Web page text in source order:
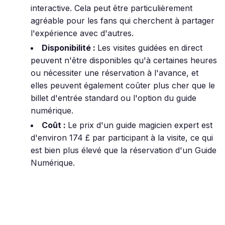
interactive. Cela peut être particulièrement
agréable pour les fans qui cherchent à partager
l'expérience avec d'autres.
Disponibilité : Les visites guidées en direct
peuvent n'être disponibles qu'à certaines heures
ou nécessiter une réservation à l'avance, et
elles peuvent également coûter plus cher que le
billet d'entrée standard ou l'option du guide
numérique.
Coût : Le prix d'un guide magicien expert est
d'environ 174 £ par participant à la visite, ce qui
est bien plus élevé que la réservation d'un Guide
Numérique.